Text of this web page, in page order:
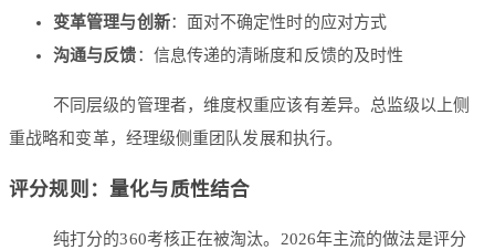
变革管理与创新：面对不确定性时的应对方式
沟通与反馈：信息传递的清晰度和反馈的及时性
不同层级的管理者，维度权重应该有差异。总监级以上侧
重战略和变革，经理级侧重团队发展和执行。
评分规则：量化与质性结合
纯打分的360考核正在被淘汰。2026年主流的做法是评分